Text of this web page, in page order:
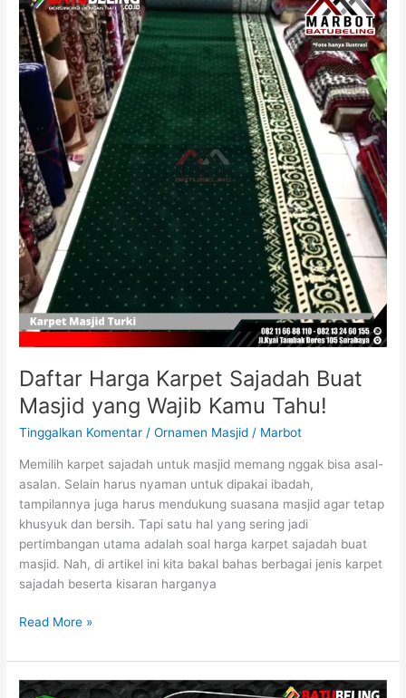
Daftar Harga Karpet Sajadah Buat
Masjid yang Wajib Kamu Tahu!
Tinggalkan Komentar /Ornamen Masjid / Marbot
Memilih karpet sajadah untuk masjid memang nggak bisa asal-
asalan. Selain harus nyaman untuk dipakai ibadah,
tampilannya juga harus mendukung suasana masjid agar tetap
khusyuk dan bersih. Tapi satu hal yang sering jadi
pertimbangan utama adalah soal harga karpet sajadah buat
masjid. Nah, di artikel ini kita bakal bahas berbagai jenis karpet
sajadah beserta kisaran harganya
Harga
Karpet
Sajadah
Buat
Masjid
yang
Wajib
Kamu
Tahu!
Read More »
Ornamen